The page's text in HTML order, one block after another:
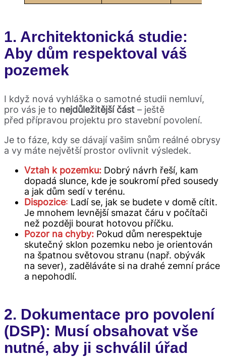
1. Architektonická studie:
Aby dům respektoval váš
pozemek
I když nová vyhláška o samotné studii nemluví,
pro vás je to nejdůležitější část – ještě
před přípravou projektu pro stavební povolení.
Je to fáze, kdy se dávají vašim snům reálné obrysy
a vy máte největší prostor ovlivnit výsledek.
Vztah k pozemku: Dobrý návrh řeší, kam
dopadá slunce, kde je soukromí před sousedy
a jak dům sedí v terénu.
Dispozice: Ladí se, jak se budete v domě cítit.
Je mnohem levnější smazat čáru v počítači
než později bourat hotovou příčku.
Pozor na chyby: Pokud dům nerespektuje
skutečný sklon pozemku nebo je orientován
na špatnou světovou stranu (např. obývák
na sever), zaděláváte si na drahé zemní práce
a nepohodlí.
2. Dokumentace pro povolení
(DSP): Musí obsahovat vše
nutné, aby ji schválil úřad